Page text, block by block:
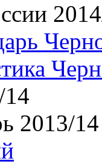
2013/14